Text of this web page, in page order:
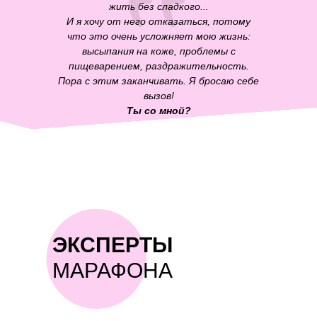
жить без сладкого...
И я хочу от него отказаться, потому
что это очень усложняет мою жизнь:
высыпания на коже, проблемы с
пищеварением, раздражительность.
Пора с этим заканчивать. Я бросаю себе
вызов!
Ты со мной?
ЭКСПЕРТЫ
МАРАФОНА